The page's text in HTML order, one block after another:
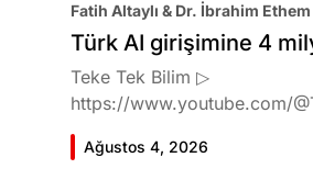
Fatih Altaylı & Dr. İbrahim Ethem
Türk AI girişimine 4
Teke Tek Bilim ▷
https://www.youtube.com/
Giriş 01:51 İbrahim Ethem
akademik çalışmaları neler?
Ağustos 4, 2026